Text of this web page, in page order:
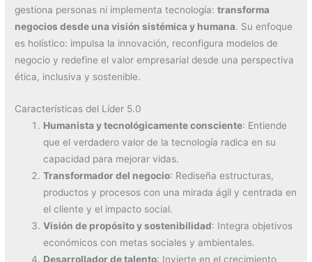
gestiona personas ni implementa tecnología:transforma
negocios desde una visión sistémica y humana. Su enfoque
es holístico: impulsa la innovación, reconfigura modelos de
negocio y redefine el valor empresarial desde una perspectiva
ética, inclusiva y sostenible.
Características del Líder 5.0
Humanista y tecnológicamente consciente: Entiende
que el verdadero valor de la tecnología radica en su
capacidad para mejorar vidas.
Transformador del negocio: Rediseña estructuras,
productos y procesos con una mirada ágil y centrada en
el cliente y el impacto social.
Visión de propósito y sostenibilidad: Integra objetivos
económicos con metas sociales y ambientales.
Desarrollador de talento: Invierte en el crecimiento